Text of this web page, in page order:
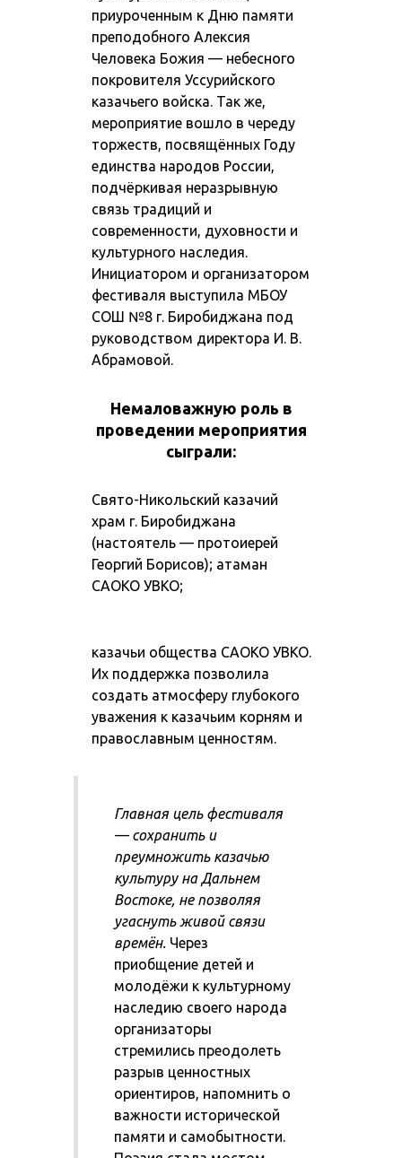
приуроченным к Дню памяти
преподобного Алексия
Человека Божия — небесного
покровителя Уссурийского
казачьего войска. Так же,
мероприятие вошло в череду
торжеств, посвящённых Году
единства народов России,
подчёркивая неразрывную
связь традиций и
современности, духовности и
культурного наследия.
Инициатором и организатором
фестиваля выступила МБОУ
СОШ №8 г. Биробиджана под
руководством директора И. В.
Абрамовой.
Немаловажную роль в
проведении мероприятия
сыграли:
Свято-Никольский казачий
храм г. Биробиджана
(настоятель — протоиерей
Георгий Борисов); атаман
САОКО УВКО;
казачьи общества САОКО УВКО.
Их поддержка позволила
создать атмосферу глубокого
уважения к казачьим корням и
православным ценностям.
Главная цель фестиваля
— сохранить и
преумножить казачью
культуру на Дальнем
Востоке, не позволяя
угаснуть живой связи
времён.Через
приобщение детей и
молодёжи к культурному
наследию своего народа
организаторы
стремились преодолеть
разрыв ценностных
ориентиров, напомнить о
важности исторической
памяти и самобытности.